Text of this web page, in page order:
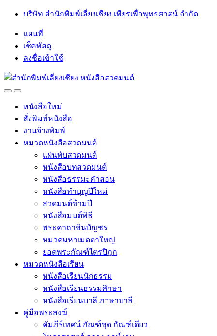
Skip
navigation
Skip
บริษัท สำนักพิมพ์เลี่ยงเชียง เพียรเพื่อพุทธศาสน์ จำกัด
แผนที่
เช็คพัสดุ
ลงชื่อเข้าใช้
OpenClose
หนังสือใหม่
สั่งพิมพ์หนังสือ
งานจ้างพิมพ์
หมวดหนังสือสวดมนต์
แผ่นพับสวดมนต์
หนังสือบทสวดมนต์
หนังสือธรรมะคำสอน
หนังสือทำบุญปีใหม่
สวดมนต์ข้ามปี
หนังสือมนต์พิธี
พระคาถาชินบัญชร
หมวดมหาเมตตาใหญ่
ยอดพระกัณฑ์ไตรปิฎก
หมวดหนังสือเรียน
หนังสือเรียนนักธรรม
หนังสือเรียนธรรมศึกษา
หนังสือเรียนบาลี ภาษาบาลี
คู่มือพระสงฆ์
คัมภีร์เทศน์ กัณฑ์ชุด กัณฑ์เดี่ยว